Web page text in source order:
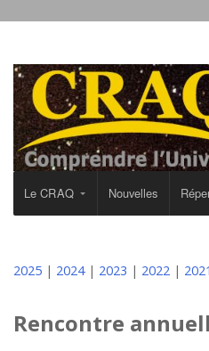
Le CRAQ Nouvelles
2025 | 2024| 2023 | 2022 | 2021
Rencontre